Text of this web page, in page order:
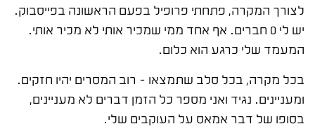
לצורך המקרה, פתחתי פרופיל בפעם הראשונה בפייסבוק.
יש לי 0 חברים. אף אחד ממי שמכיר אותי לא מכיר אותי.
המעמד שלי כרגע הוא כלום.
בכל מקרה, בכל סלב שתמצאו – רוב המסרים יהיו חזקים.
ומעניינים. נגיד ואני מספר כל הזמן דברים לא מעניינים,
בסופו של דבר אמאס על העוקבים שלי.